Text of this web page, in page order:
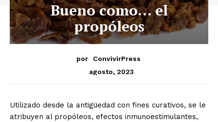
Bueno como… el
propóleos
por
ConvivirPress
agosto, 2023
Utilizado desde la antigüedad con fines curativos, se le
atribuyen al propóleos, efectos inmunoestimulantes,